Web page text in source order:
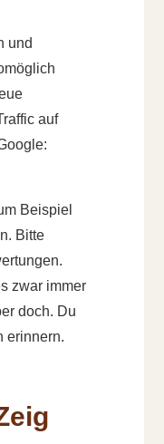
und
auf
Beispiel
Bitte
zwar immer
doch. Du
erinnern.